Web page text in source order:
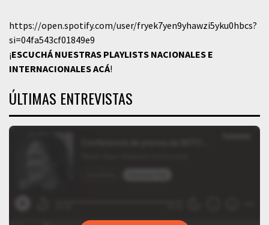
https://open.spotify.com/user/fryek7yen9yhawzi5yku0hbcs?
si=04fa543cf01849e9
¡ESCUCHÁ NUESTRAS PLAYLISTS NACIONALES E
INTERNACIONALESACÁ!
ÚLTIMAS ENTREVISTAS